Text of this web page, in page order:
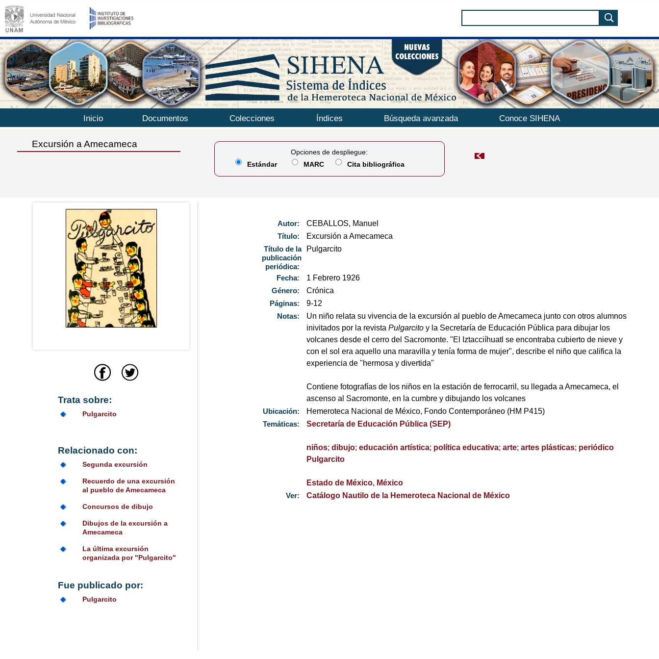
Inicio Documentos Colecciones Índices Búsqueda avanzada Conoce SIHENA
Excursión a Amecameca
Opciones de despliegue:
Estándar
MARC Cita bibliográfica
Trata sobre:
Pulgarcito
Relacionado con:
Segunda excursión
Recuerdo de una excursión
al pueblo de Amecameca
Concursos de dibujo
Dibujos de la excursión a
Amecameca
La última excursión
organizada por "Pulgarcito"
Fue publicado por:
Pulgarcito
Autor:
CEBALLOS, Manuel
Título:
Excursión a Amecameca
Título de la
publicación
periódica:
Pulgarcito
Fecha:
1 Febrero 1926
Género:
Crónica
Páginas:
9-12
Notas:
Un niño relata su vivencia de la excursión al pueblo de Amecameca junto con otros alumnos
inivitados por la revistaPulgarcito y la Secretaría de Educación Pública para dibujar los
volcanes desde el cerro del Sacromonte. "El Iztacciíhuatl se encontraba cubierto de nieve y
con el sol era aquello una maravilla y tenía forma de mujer", describe el niño que califica la
experiencia de "hermosa y divertida"
Contiene fotografías de los niños en la estación de ferrocarril, su llegada a Amecameca, el
ascenso al Sacromonte, en la cumbre y dibujando los volcanes
Ubicación:
Hemeroteca Nacional de México, Fondo Contemporáneo (HM P415)
Temáticas:
Secretaría de Educación Pública (SEP)
niños;dibujo;educación artística; política educativa;arte;artes plásticas; periódico
Pulgarcito
Estado de México, México
Ver:
Catálogo Nautilo de la Hemeroteca Nacional de México